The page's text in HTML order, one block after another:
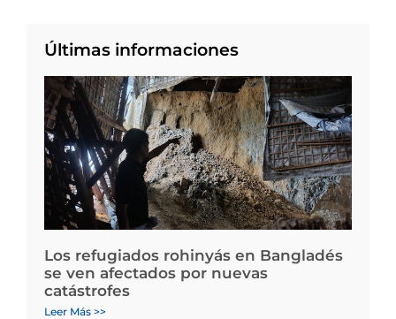
Últimas informaciones
Los refugiados rohinyás en Bangladés
se ven afectados por nuevas
catástrofes
Leer Más >>